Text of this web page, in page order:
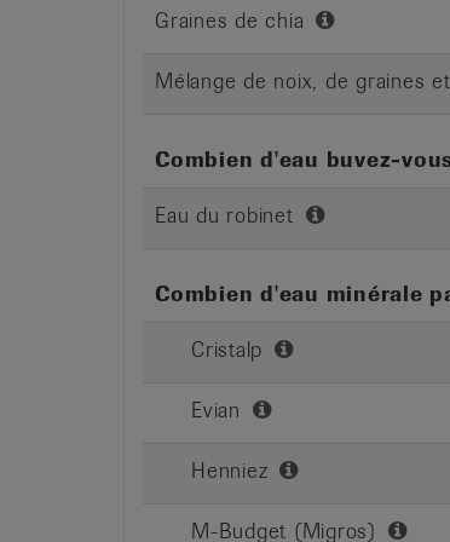
Graines de chia
Mélange de noix, de graines et
Combien d'eau buvez-
Eau du robinet
Combien d'eau minérale
Cristalp
Evian
Henniez
M-Budget (Migros)